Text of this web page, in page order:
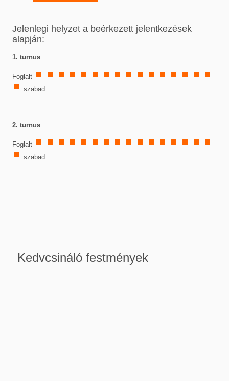
Jelenlegi helyzet a beérkezett jelentkezések
alapján:
1. turnus
Foglalt
szabad
2. turnus
Foglalt
szabad
Kedvcsináló festmények